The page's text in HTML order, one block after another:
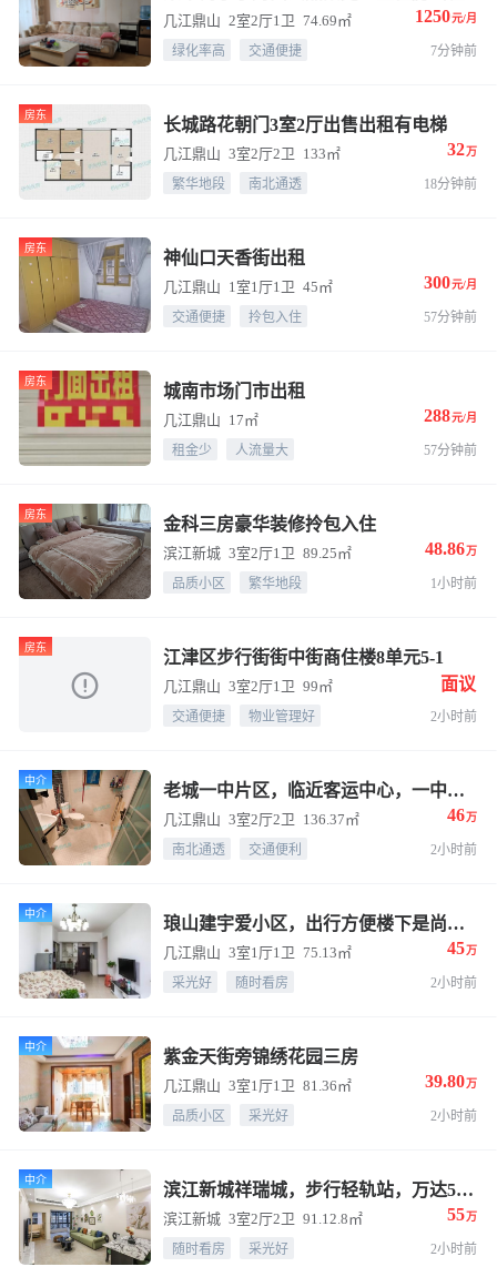
几江鼎山 2室2厅1卫 74.69㎡ 1250元/月
绿化率高 交通便捷 7分钟前
房东
长城路花朝门3室2厅出售出租有电梯
几江鼎山 3室2厅2卫 133㎡ 32万
繁华地段 南北通透 18分钟前
房东
神仙口天香街出租
几江鼎山 1室1厅1卫 45㎡ 300元/月
交通便捷 拎包入住 57分钟前
房东
城南市场门市出租
几江鼎山 17㎡ 288元/月
租金少 人流量大 57分钟前
房东
金科三房豪华装修拎包入住
滨江新城 3室2厅1卫 89.25㎡ 48.86万
品质小区 繁华地段 1小时前
房东
江津区步行街街中街商住楼8单元5-1
几江鼎山 3室2厅1卫 99㎡ 面议
交通便捷 物业管理好 2小时前
中介
老城一中片区，临近客运中心，一中出行方便，价格可议
几江鼎山 3室2厅2卫 136.37㎡ 46万
南北通透 交通便利 2小时前
中介
琅山建宇爱小区，出行方便楼下是尚融书包
几江鼎山 3室1厅1卫 75.13㎡ 45万
采光好 随时看房 2小时前
中介
紫金天街旁锦绣花园三房
几江鼎山 3室1厅1卫 81.36㎡ 39.80万
品质小区 采光好 2小时前
中介
滨江新城祥瑞城，步行轻轨站，万达5分钟
滨江新城 3室2厅2卫 91.12.8㎡ 55万
随时看房 采光好 2小时前